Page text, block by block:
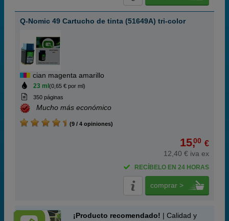
Q-Nomic 49 Cartucho de tinta (51649A) tri-color
cian magenta amarillo
23 ml (0,65 € por ml)
350 páginas
Mucho más económico
(9 / 4 opiniones)
15,00 €
12,40 € iva ex
RECÍBELO EN 24 HORAS
comprar >
¡Producto recomendado! | Calidad y